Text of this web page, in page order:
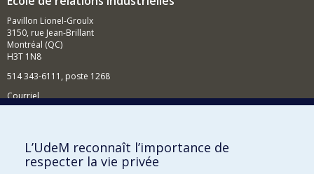
Pavillon Lionel-Groulx
3150, rue Jean-Brillant
Montréal (QC)
H3T 1N8
514 343-6111, poste 1268
Courriel
Comment soutenir l'École?
BESOIN D'AIDE?
L’UdeM reconnaît l’importance de
respecter la vie privée